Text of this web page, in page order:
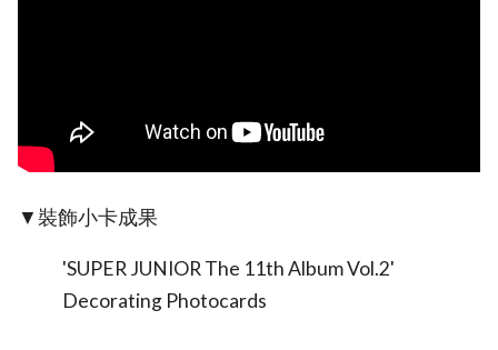
▼裝飾小卡成果
'SUPER JUNIOR The 11th Album Vol.2'
Decorating Photocards